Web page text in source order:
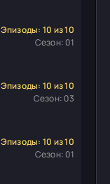
Эпизоды: 10 из 10
Сезон: 01
Эпизоды: 10 из 10
Сезон: 03
Эпизоды: 10 из 10
Сезон: 01